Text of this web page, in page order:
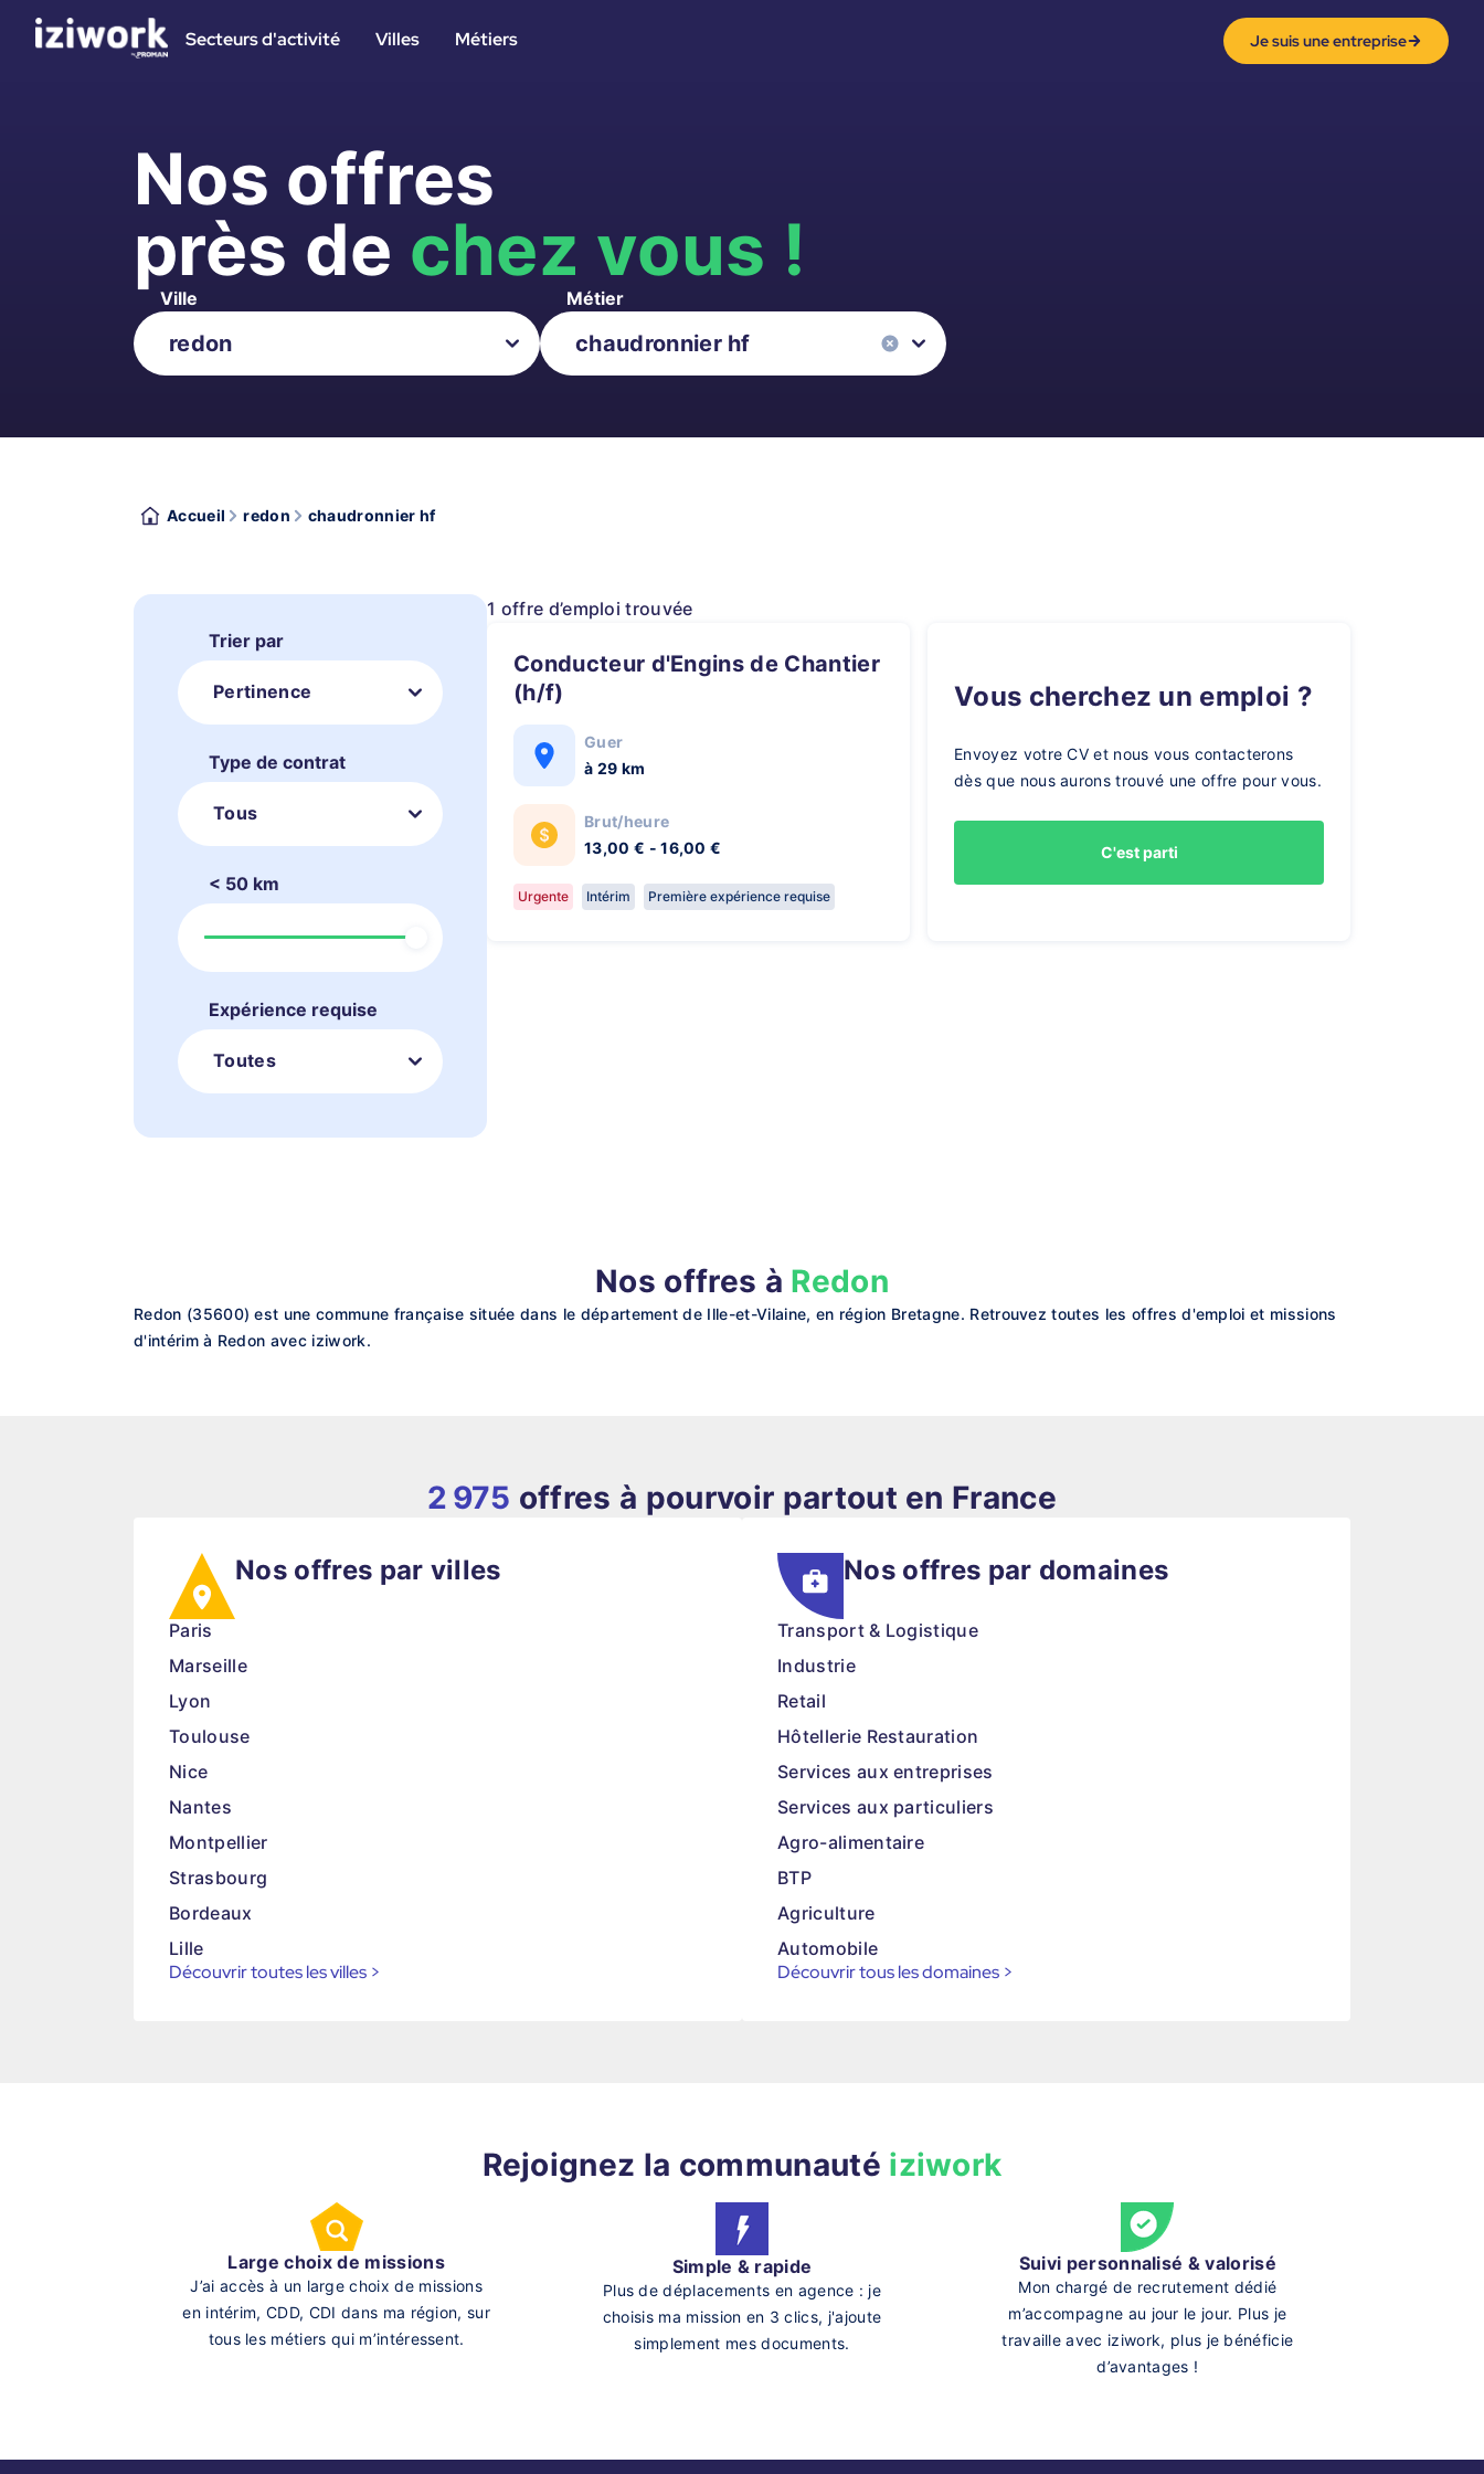
Secteurs d'activité Villes Métiers Je suis une entreprise
Nos offres
près de chez vous !
Ville Métier
Accueil redon chaudronnier hf
Trier par
Pertinence
Type de contrat
Tous
< 50 km
Expérience requise
Toutes
1 offre d’emploi trouvée
Conducteur d'Engins de Chantier
(h/f)
Guer
à 29 km
Brut/heure
13,00 € - 16,00 €
Urgente Intérim Première expérience requise
Vous cherchez un emploi ?
Envoyez votre CV et nous vous contacterons
dès que nous aurons trouvé une offre pour vous.
C'est parti
Nos offres à Redon
Redon (35600) est une commune française située dans le département de Ille-et-Vilaine, en région Bretagne. Retrouvez toutes les offres d'emploi et missions
d'intérim à Redon avec iziwork.
2 975 offres à pourvoir partout en France
Nos offres par villes
Paris
Marseille
Lyon
Toulouse
Nice
Nantes
Montpellier
Strasbourg
Bordeaux
Lille
Découvrir toutes les villes >
Nos offres par domaines
Transport & Logistique
Industrie
Retail
Hôtellerie Restauration
Services aux entreprises
Services aux particuliers
Agro-alimentaire
BTP
Agriculture
Automobile
Découvrir tous les domaines >
Rejoignez la communauté iziwork
Large choix de missions
J’ai accès à un large choix de missions
en intérim, CDD, CDI dans ma région, sur
tous les métiers qui m’intéressent.
Simple & rapide
Plus de déplacements en agence : je
choisis ma mission en 3 clics, j'ajoute
simplement mes documents.
Suivi personnalisé & valorisé
Mon chargé de recrutement dédié
m’accompagne au jour le jour. Plus je
travaille avec iziwork, plus je bénéficie
d’avantages !